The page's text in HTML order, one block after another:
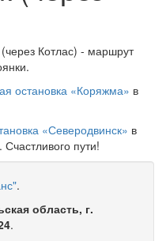
Котлас) - маршрут
остановка «Коряжма» в
«Северодвинск» в
пути!
.
область, г.
.